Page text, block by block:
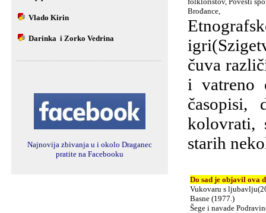
Vlado Kirin
Darinka i Zorko Vedrina
Najnovija zbivanja u i okolo Draganec
pratite na Facebooku
Brođance,
čuva
i vatreno
časopisi,
kolovrati,
starih
Do sad je objavil ova
Vukovaru s
Basne (1977.)
Šege i navade